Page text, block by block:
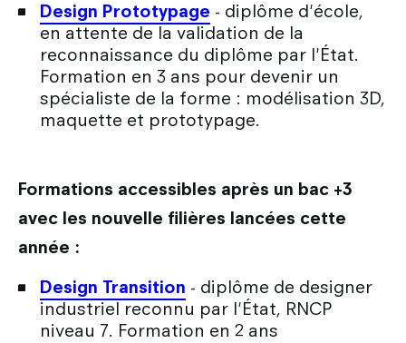
Design Prototypage - diplôme d'école,
en attente de la validation de la
reconnaissance du diplôme par l'État.
Formation en 3 ans pour devenir un
spécialiste de la forme : modélisation 3D,
maquette et prototypage.
Formations accessibles après un bac +3
avec les nouvelle filières lancées cette
année :
Design Transition - diplôme de designer
industriel reconnu par l'État, RNCP
niveau 7. Formation en 2 ans